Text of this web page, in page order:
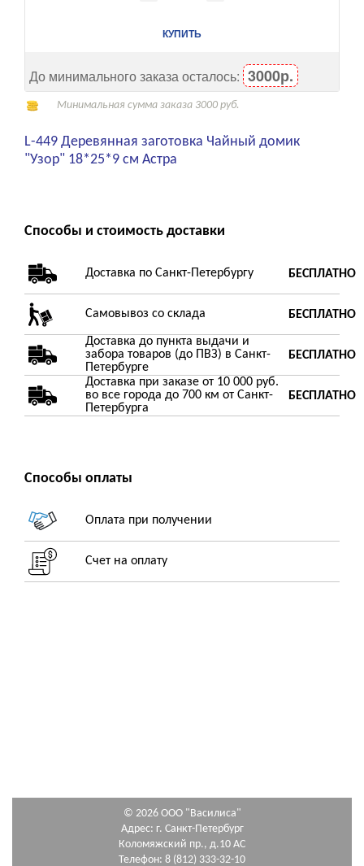
КУПИТЬ
До минимального заказа осталось: 3000р.
Минимальная сумма заказа 3000 руб.
L-449 Деревянная заготовка Чайный домик
"Узор" 18*25*9 см Астра
Способы и стоимость доставки
Доставка по Санкт-Петербургу БЕСПЛАТНО
Самовывоз со склада БЕСПЛАТНО
Доставка до пункта выдачи и
забора товаров (до ПВЗ) в Санкт-
Петербурге
БЕСПЛАТНО
Доставка при заказе от 10 000 руб.
во все города до 700 км от Санкт-
Петербурга
БЕСПЛАТНО
Способы оплаты
Оплата при получении
Счет на оплату
© 2026 ООО "Василиса"
Адрес: г. Санкт-Петербург
Коломяжский пр., д.10 АС
Телефон: 8 (812) 333-32-10